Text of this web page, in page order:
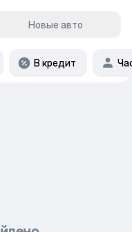
Новые авто
В кредит